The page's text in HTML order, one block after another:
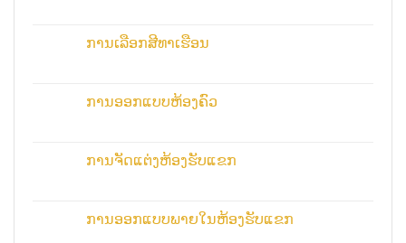
ການເລືອກສີທາເຮືອນ
ການອອກແບບຫ້ອງຄົວ
ການຈັດແຕ່ງຫ້ອງຮັບແຂກ
ການອອກແບບພາຍໃນຫ້ອງຮັບແຂກ